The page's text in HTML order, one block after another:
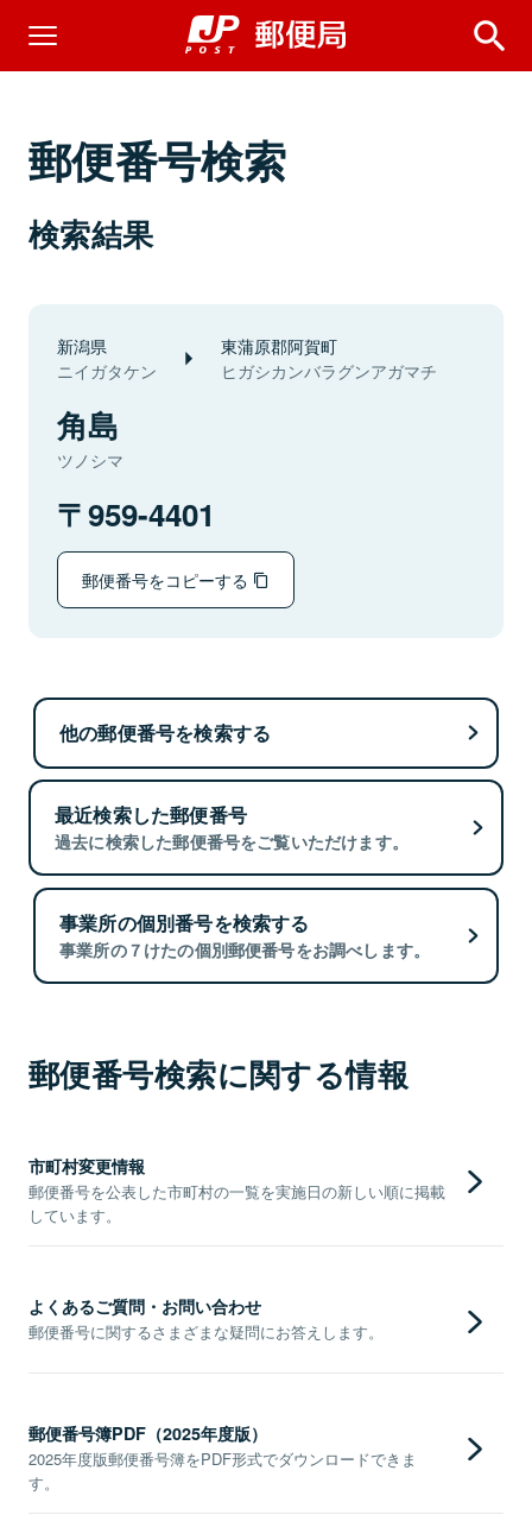
郵便番号検索
検索結果
新潟県
ニイガタケン
東蒲原郡阿賀町
ヒガシカンバラグンアガマチ
角島
ツノシマ
959-4401
郵便番号をコピーする
他の郵便番号を検索する
最近検索した郵便番号
過去に検索した郵便番号をご覧いただけます。
事業所の個別番号を検索する
事業所の７けたの個別郵便番号をお調べします。
郵便番号検索に関する情報
市町村変更情報
郵便番号を公表した市町村の一覧を実施日の新しい順に掲載
しています。
よくあるご質問・お問い合わせ
郵便番号に関するさまざまな疑問にお答えします。
郵便番号簿PDF（2025年度版）
2025年度版郵便番号簿をPDF形式でダウンロードできま
す。